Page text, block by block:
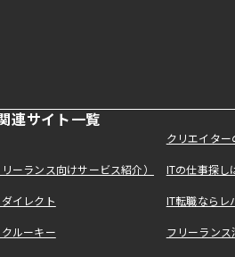
連サイト一覧
クリエイタ
ーランス向けサービス紹介） ITの仕事探
イレクト IT転職なら
ルーキー フリーラン